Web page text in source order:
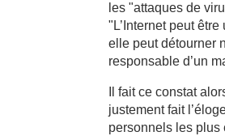
les "attaques de
"L’Internet peut
elle peut détourner
responsable d’un
Il fait ce constat
justement fait
personnels les plus